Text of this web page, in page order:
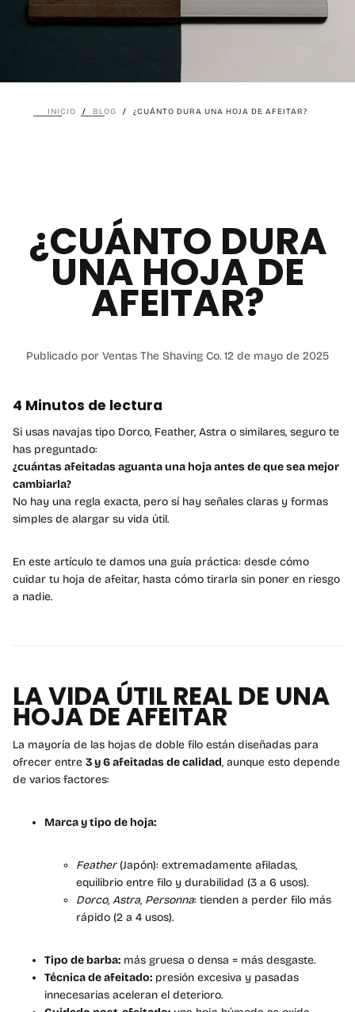
INICIO / BLOG / ¿CUÁNTO DURA UNA HOJA DE AFEITAR?
¿CUÁNTO DURA
UNA HOJA DE
AFEITAR?
Publicado por Ventas The Shaving Co. 12 de mayo de 2025
4 Minutos de lectura
Si usas navajas tipo Dorco, Feather, Astra o similares, seguro te
has preguntado:
¿cuántas afeitadas aguanta una hoja antes de que sea mejor
cambiarla?
No hay una regla exacta, pero sí hay señales claras y formas
simples de alargar su vida útil.
En este artículo te damos una guía práctica: desde cómo
cuidar tu hoja de afeitar, hasta cómo tirarla sin poner en riesgo
a nadie.
LA VIDA ÚTIL REAL DE UNA
HOJA DE AFEITAR
La mayoría de las hojas de doble filo están diseñadas para
ofrecer entre 3 y 6 afeitadas de calidad, aunque esto depende
de varios factores:
Marca y tipo de hoja:
Feather(Japón): extremadamente afiladas,
equilibrio entre filo y durabilidad (3 a 6 usos).
Dorco, Astra, Personna: tienden a perder filo más
rápido (2 a 4 usos).
Tipo de barba: más gruesa o densa = más desgaste.
Técnica de afeitado: presión excesiva y pasadas
innecesarias aceleran el deterioro.